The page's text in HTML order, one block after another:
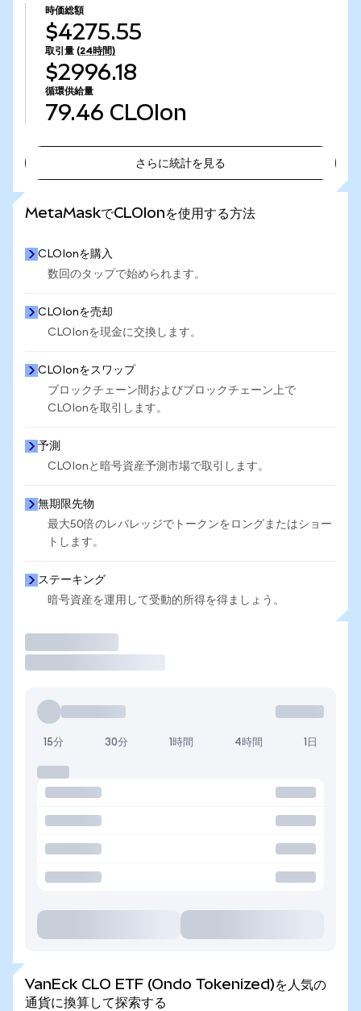
時価総額
$4275.55
取引量 (24時間)
$2996.18
循環供給量
79.46 CLOIon
さらに統計を見る
MetaMaskでCLOIonを使用する方法
CLOIonを購入
数回のタップで始められます。
CLOIonを売却
CLOIonを現金に交換します。
CLOIonをスワップ
ブロックチェーン間およびブロックチェーン上で
CLOIonを取引します。
予測
CLOIonと暗号資産予測市場で取引します。
無期限先物
最大50倍のレバレッジでトークンをロングまたはショー
トします。
ステーキング
暗号資産を運用して受動的所得を得ましょう。
15分 30分 1時間 4時間 1日
VanEck CLO ETF (Ondo Tokenized)を人気の
通貨に換算して探索する